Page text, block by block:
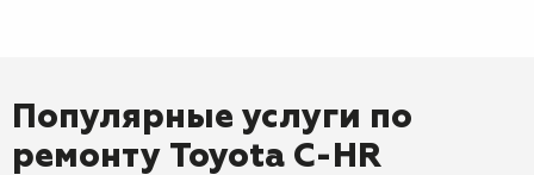
Популярные услуги по
ремонту Toyota C-HR